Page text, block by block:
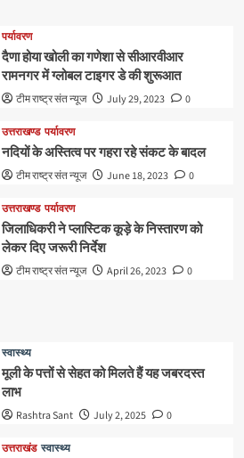
पर्यावरण
दैणा होया खोली का गणेशा से सीआरवीआर
रामनगर में ग्लोबल टाइगर डे की शुरूआत
टीम राष्ट्र संत न्यूज July 29, 2023 0
उत्तराखण्ड पर्यावरण
नदियों के अस्तित्व पर गहरा रहे संकट के बादल
टीम राष्ट्र संत न्यूज June 18, 2023 0
उत्तराखण्ड पर्यावरण
जिलाधिकरी ने प्लास्टिक कूड़े के निस्तारण को
लेकर दिए जरूरी निर्देश
टीम राष्ट्र संत न्यूज April 26, 2023 0
स्वास्थ्य
मूली के पत्तों से सेहत को मिलते हैं यह जबरदस्त
लाभ
Rashtra Sant July 2, 2025 0
उत्तराखंड स्वास्थ्य